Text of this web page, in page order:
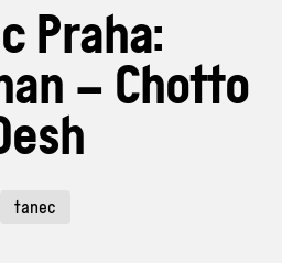
Praha:
– Chotto
tanec